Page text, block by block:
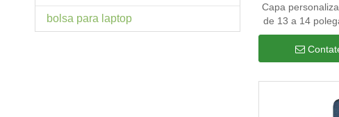
bolsa para laptop
Capa
de 13 a 14
portátil à
computador de
homens e